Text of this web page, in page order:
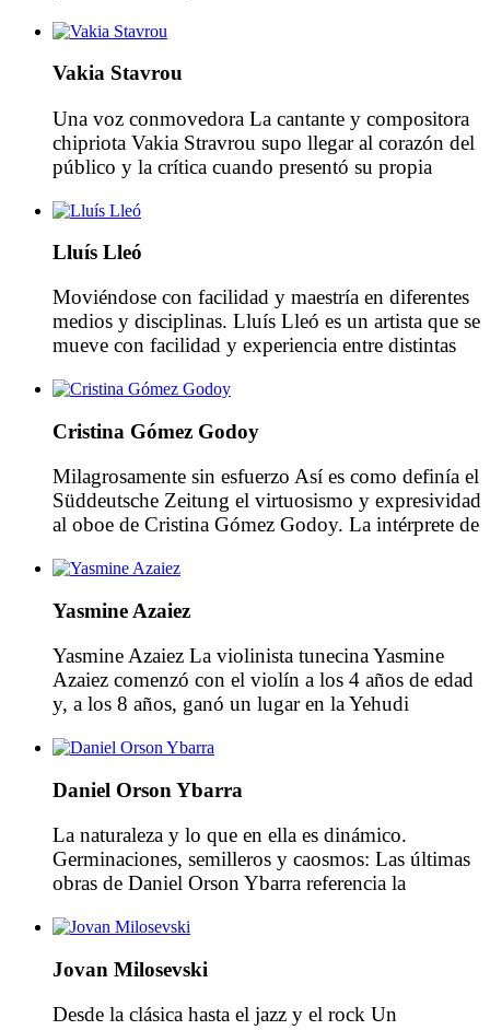
Posteriormente estudio en Detmold con el profesor
H.D. Klaus y el profesor Thomas Lindhorst.
Además, asistió a diversas clases de música de
cámara con […]
Vakia Stavrou
Una voz conmovedora La cantante y compositora
chipriota Vakia Stravrou supo llegar al corazón del
público y la crítica cuando presentó su propia
de su propio trabajo «Sozinha», la cantante y
compositora Vakia Stavrou, nacida en Chipre, fue
descrita por la prensa internacional como «una voz
que rompe el […]
Lluís Lleó
Moviéndose con facilidad y maestría en diferentes
medios y disciplinas. Lluís Lleó es un artista que se
mueve con facilidad y experiencia entre distintas
es el uso de la técnica del fresco como los artistas
clásicos. Lluís Lleó vive y trabaja entre Nueva
York y Rupià. En su […]
Cristina Gómez Godoy
Milagrosamente sin esfuerzo Así es como definía el
Süddeutsche Zeitung el virtuosismo y expresividad
al oboe de Cristina Gómez Godoy. La intérprete de
de su técnica con un alto grado de expresividad
musical y su asombroso virtuosismo con una gran
sensibilidad artística. En 2012, a la edad de 21
años, […]
Yasmine Azaiez
Yasmine Azaiez La violinista tunecina Yasmine
Azaiez comenzó con el violín a los 4 años de edad
y, a los 8 años, ganó un lugar en la Yehudi
Yasmine ya consiguió el segundo puesto en el
Sevenoaks «joven músico de la Año» en violín,
donde un jurado […]
Daniel Orson Ybarra
La naturaleza y lo que en ella es dinámico.
Germinaciones, semilleros y caosmos: Las últimas
obras de Daniel Orson Ybarra referencia la
de crecimiento, de engendramiento, de
reprimida (retenida de su potencial, del futuro) a la
expresión dilatada, […]
Jovan Milosevski
Desde la clásica hasta el jazz y el rock Un